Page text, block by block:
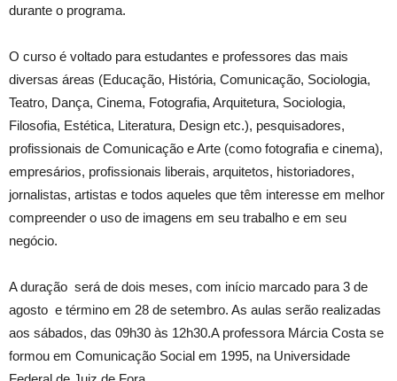
durante o programa.
O curso é voltado para estudantes e professores das mais
diversas áreas (Educação, História, Comunicação, Sociologia,
Teatro, Dança, Cinema, Fotografia, Arquitetura, Sociologia,
Filosofia, Estética, Literatura, Design etc.), pesquisadores,
profissionais de Comunicação e Arte (como fotografia e cinema),
empresários, profissionais liberais, arquitetos, historiadores,
jornalistas, artistas e todos aqueles que têm interesse em melhor
compreender o uso de imagens em seu trabalho e em seu
negócio.
A duração será de dois meses, com início marcado para 3 de
agosto e término em 28 de setembro. As aulas serão realizadas
aos sábados, das 09h30 às 12h30.A professora Márcia Costa se
formou em Comunicação Social em 1995, na Universidade